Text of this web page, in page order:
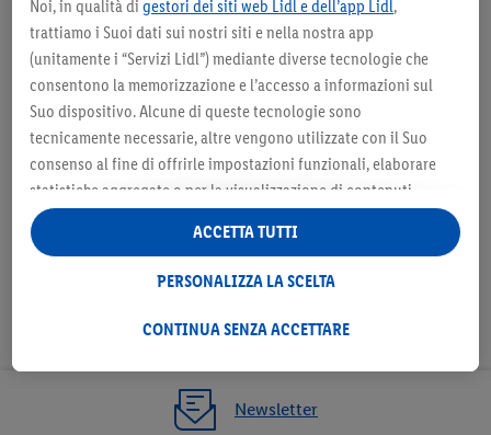
Seleziona come negozio
preferito
Seleziona come negozio preferito
Newsletter
Noi, in qualità di gestori dei siti web Lidl e dell’app Lidl,
trattiamo i Suoi dati sui nostri siti e nella nostra app
(unitamente i “Servizi Lidl”) mediante diverse tecnologie che
consentono la memorizzazione e l’accesso a informazioni sul
Suo dispositivo. Alcune di queste tecnologie sono
tecnicamente necessarie, altre vengono utilizzate con il Suo
consenso al fine di offrirle impostazioni funzionali, elaborare
statistiche aggregate o per la visualizzazione di contenuti
pubblicitari personalizzati all’interno e all’esterno dei Servizi
Lidl. Se è iscritto al programma Lidl Plus, anche i dati relativi al
Alla voce “Personalizza la scelta” può gestire singolarmente le
informazioni in merito al trattamento.
Cliccando “Continua senza accettare” può autorizzare il solo
utilizzo delle tecnologie tecnicamente necessarie. Cliccando
CONTINUA SENZA ACCETTARE
PERSONALIZZA LA SCELTA
ACCETTA TUTTI